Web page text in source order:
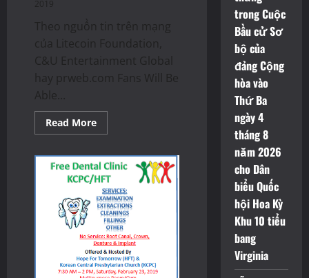
Năm
2019
2019
Theo nguồn tin trên mạng
của Litecoin Foundation,
C&U Entertainment Global
hay prweb.com Fans Will Be
Able...
Read MoreRead
more
Foundation
Partners
with
C&U
Entertainment
to
Bring
Feel
the
K-
Pop
Concert
trong Cuộc
Bầu cử Sơ
bộ của
đảng Cộng
hòa vào
Thứ Ba
ngày 4
tháng 8
năm 2026
cho Dân
biểu Quốc
hội Hoa Kỳ
Khu 10 tiểu
bang
Virginia